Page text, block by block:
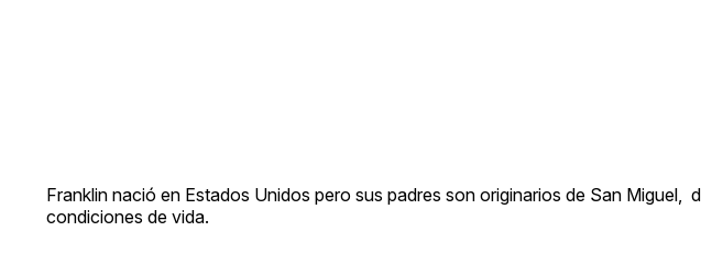
Franklin nació en Estados Unidos pero sus padres son originarios de San Miguel,
condiciones de vida.